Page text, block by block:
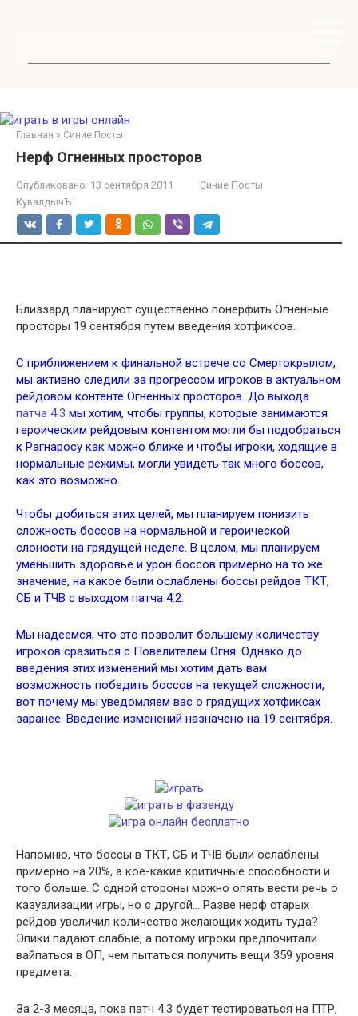
Главная » Синие Посты
Нерф Огненных просторов
Опубликовано: 13 сентября 2011
Синие Посты
КувалдычЪ
Близзард планируют существенно понерфить Огненные
просторы 19 сентября путем введения хотфиксов.
С приближением к финальной встрече со Смертокрылом,
мы активно следили за прогрессом игроков в актуальном
рейдовом контенте Огненных просторов. До выхода
патча 4.3 мы хотим, чтобы группы, которые занимаются
героическим рейдовым контентом могли бы подобраться
к Рагнаросу как можно ближе и чтобы игроки, ходящие в
нормальные режимы, могли увидеть так много боссов,
как это возможно.
Чтобы добиться этих целей, мы планируем понизить
сложность боссов на нормальной и героической
слоности на грядущей неделе. В целом, мы планируем
уменьшить здоровье и урон боссов примерно на то же
значение, на какое были ослаблены боссы рейдов ТКТ,
СБ и ТЧВ с выходом патча 4.2.
Мы надеемся, что это позволит большему количеству
игроков сразиться с Повелителем Огня. Однако до
введения этих изменений мы хотим дать вам
возможность победить боссов на текущей сложности,
вот почему мы уведомляем вас о грядущих хотфиксах
заранее. Введение изменений назначено на 19 сентября.
Напомню, что боссы в ТКТ, СБ и ТЧВ были ослаблены
примерно на 20%, а кое-какие критичные способности и
того больше. С одной стороны можно опять вести речь о
казуализации игры, но с другой… Разве нерф старых
рейдов увеличил количество желающих ходить туда?
Эпики падают слабые, а потому игроки предпочитали
вайпаться в ОП, чем пытаться получить вещи 359 уровня
предмета.
За 2-3 месяца, пока патч 4.3 будет тестироваться на ПТР,